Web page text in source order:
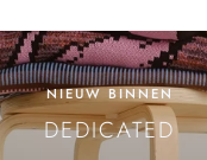
NIEUW BINNEN
DEDICATED